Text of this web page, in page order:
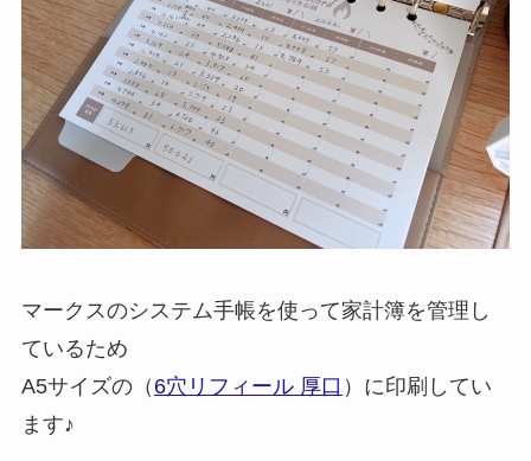
マークスのシステム手帳を使って家計簿を管理し
ているため
A5サイズの（ 6穴リフィール 厚口 ）に印刷してい
ます♪